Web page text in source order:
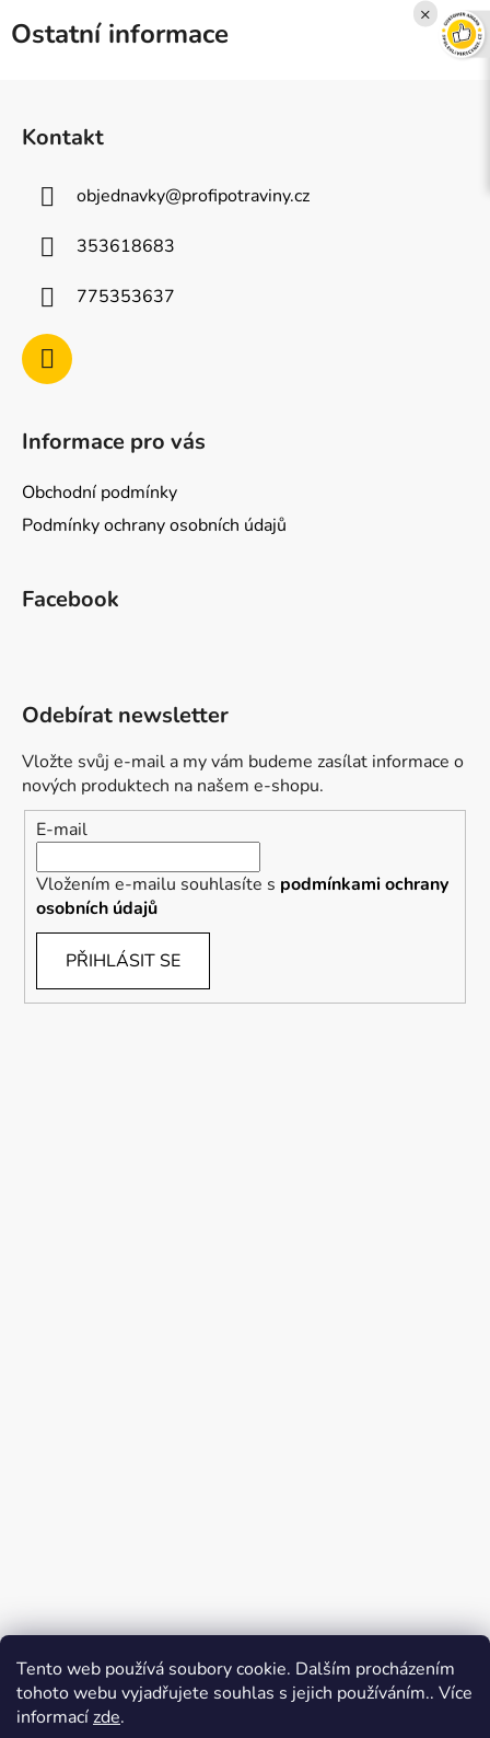
×
Tento web používá soubory cookie. Dalším procházením
tohoto webu vyjadřujete souhlas s jejich používáním.. Více
informacízde.
Ostatní informace
Kontakt
objednavky@profipotraviny.cz
353618683
775353637
Informace pro vás
Obchodní podmínky
Podmínky ochrany osobních údajů
Facebook
Odebírat newsletter
Vložte svůj e-mail a my vám budeme zasílat informace o
nových produktech na našem e-shopu.
E-mail
Vložením e-mailu souhlasíte s podmínkami ochrany
osobních údajů
PŘIHLÁSIT SE
VERA GURMET